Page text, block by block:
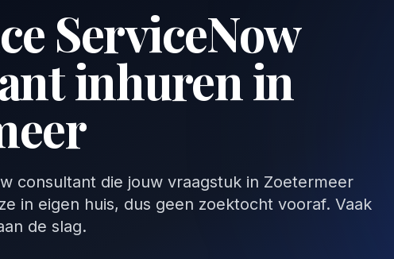
ServiceNow
inhuren in
consultant die jouw vraagstuk in Zoetermeer
in eigen huis, dus geen zoektocht vooraf. Vaak
de slag.